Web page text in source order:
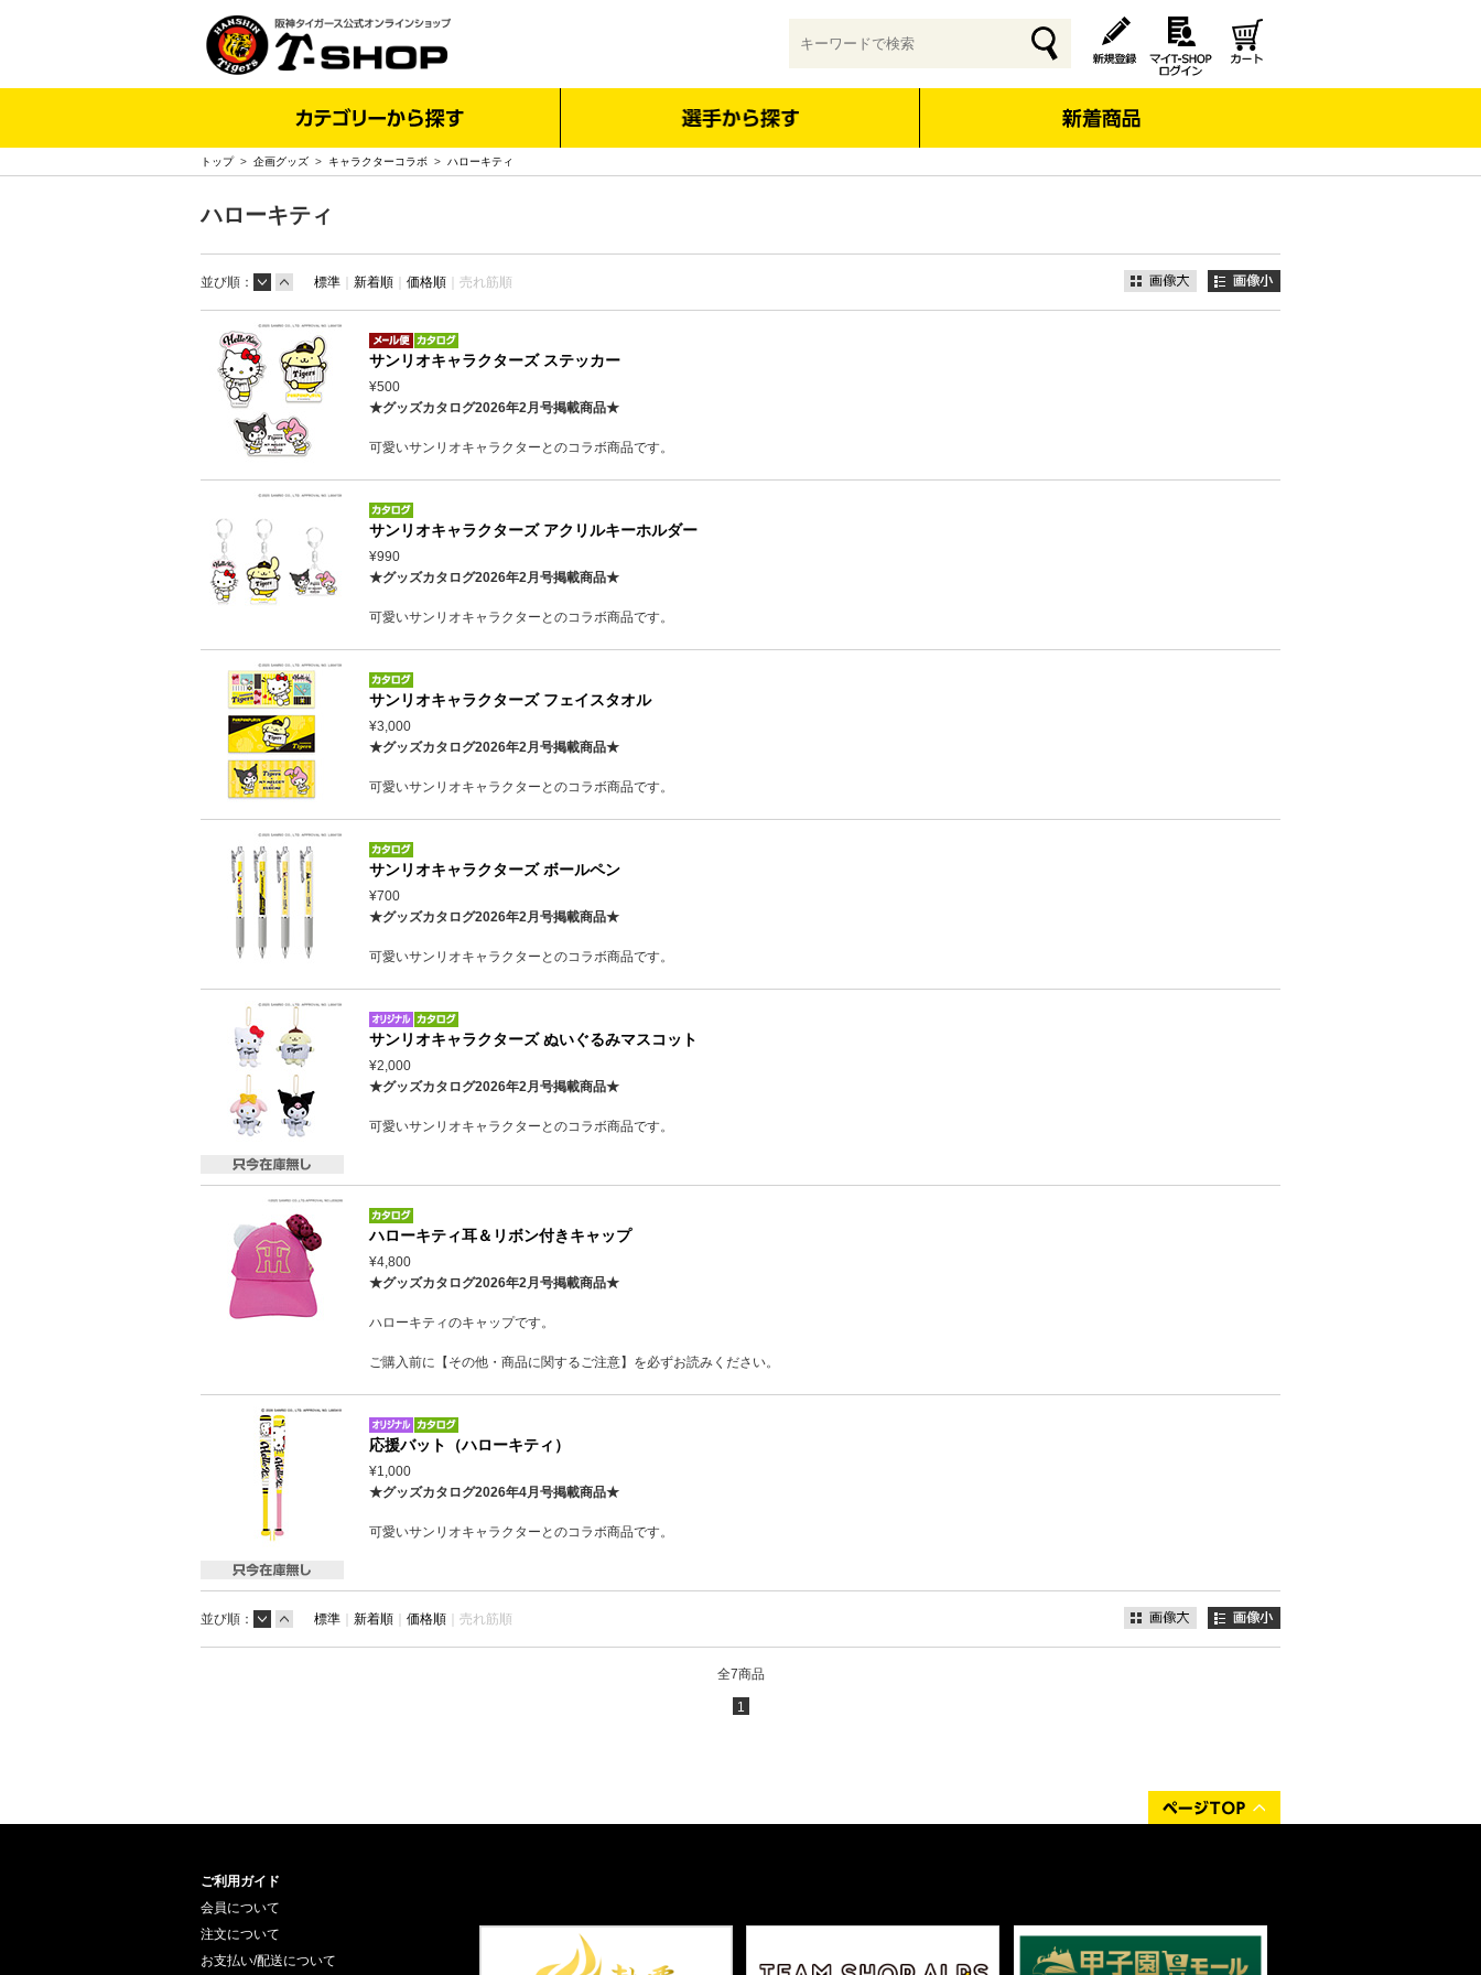
トップ> 企画グッズ > キャラクターコラボ > ハローキティ
ハローキティ
並び順： 標準 ｜ 新着順 ｜ 価格順 ｜ 売れ筋順
サンリオキャラクターズ ステッカー
¥500
★グッズカタログ2026年2月号掲載商品★
可愛いサンリオキャラクターとのコラボ商品です。
サンリオキャラクターズ アクリルキーホルダー
¥990
★グッズカタログ2026年2月号掲載商品★
可愛いサンリオキャラクターとのコラボ商品です。
サンリオキャラクターズ フェイスタオル
¥3,000
★グッズカタログ2026年2月号掲載商品★
可愛いサンリオキャラクターとのコラボ商品です。
サンリオキャラクターズ ボールペン
¥700
★グッズカタログ2026年2月号掲載商品★
可愛いサンリオキャラクターとのコラボ商品です。
サンリオキャラクターズ ぬいぐるみマスコット
¥2,000
★グッズカタログ2026年2月号掲載商品★
可愛いサンリオキャラクターとのコラボ商品です。
ハローキティ耳＆リボン付きキャップ
¥4,800
★グッズカタログ2026年2月号掲載商品★
ハローキティのキャップです。
ご購入前に【その他・商品に関するご注意】を必ずお読みください。
応援バット（ハローキティ）
¥1,000
★グッズカタログ2026年4月号掲載商品★
可愛いサンリオキャラクターとのコラボ商品です。
並び順： 標準 ｜ 新着順 ｜ 価格順 ｜ 売れ筋順
全7商品
1
ご利用ガイド
会員について
注文について
お支払い/配送について